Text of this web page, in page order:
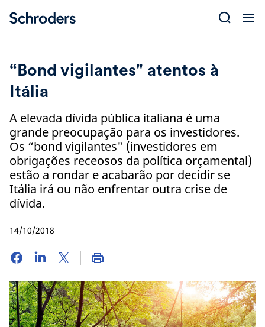
“Bond vigilantes" atentos à
Itália
A elevada dívida pública italiana é uma
grande preocupação para os investidores.
Os “bond vigilantes" (investidores em
obrigações receosos da política orçamental)
estão a rondar e acabarão por decidir se
Itália irá ou não enfrentar outra crise de
dívida.
14/10/2018